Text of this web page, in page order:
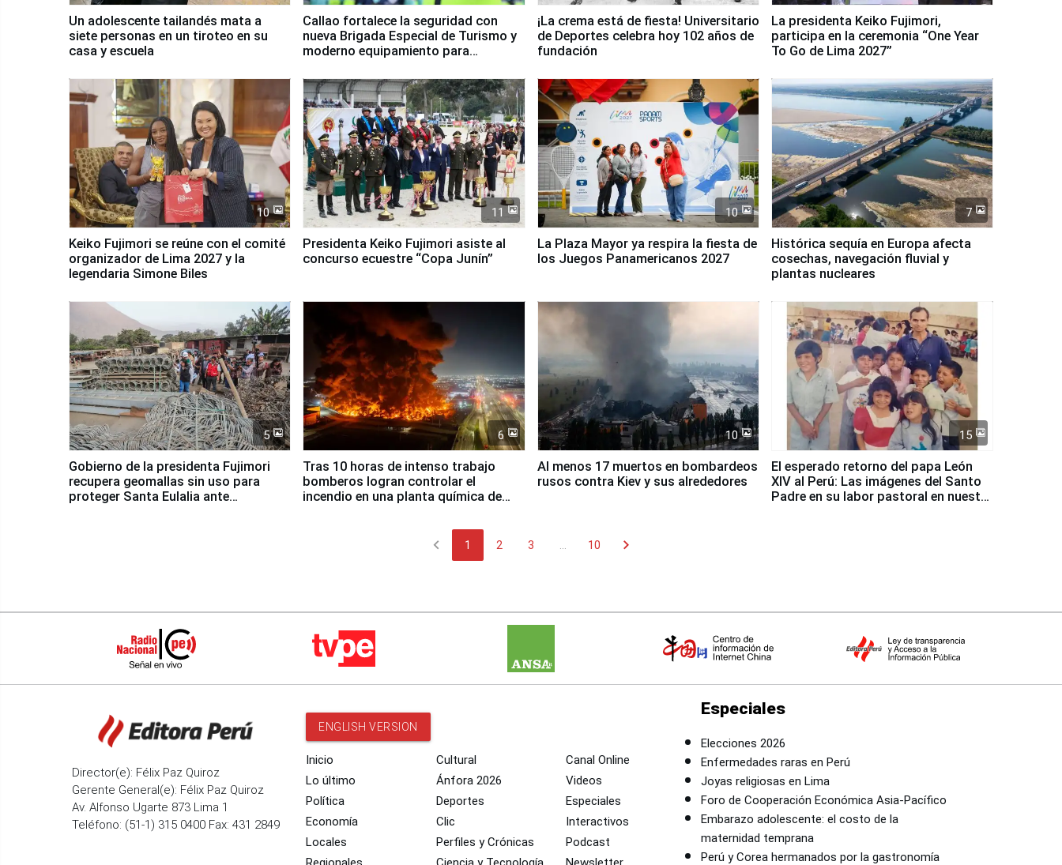
Un adolescente tailandés mata a
siete personas en un tiroteo en su
casa y escuela
Callao fortalece la seguridad con
nueva Brigada Especial de Turismo y
moderno equipamiento para
¡La crema está de fiesta! Universitario
de Deportes celebra hoy 102 años de
fundación
La presidenta Keiko Fujimori,
participa en la ceremonia “One Year
To Go de Lima 2027”
10
Keiko Fujimori se reúne con el comité
organizador de Lima 2027 y la
legendaria Simone Biles
11
Presidenta Keiko Fujimori asiste al
concurso ecuestre “Copa Junín”
10
La Plaza Mayor ya respira la fiesta de
los Juegos Panamericanos 2027
7
Histórica sequía en Europa afecta
cosechas, navegación fluvial y
plantas nucleares
5
Gobierno de la presidenta Fujimori
recupera geomallas sin uso para
proteger Santa Eulalia ante
6
Tras 10 horas de intenso trabajo
bomberos logran controlar el
incendio en una planta química de
10
Al menos 17 muertos en bombardeos
rusos contra Kiev y sus alrededores
15
El esperado retorno del papa León
XIV al Perú: Las imágenes del Santo
Padre en su labor pastoral en nuestro
chevron_left 1 2 3 ... 10 chevron_right
Director(e): Félix Paz Quiroz
Gerente General(e): Félix Paz Quiroz
Av. Alfonso Ugarte 873 Lima 1
Teléfono: (51-1) 315 0400 Fax: 431 2849
ENGLISH VERSION
Inicio
Lo último
Política
Economía
Locales
Cultural
Ánfora 2026
Deportes
Clic
Perfiles y Crónicas
Canal Online
Videos
Especiales
Interactivos
Podcast
Especiales
Elecciones 2026
Enfermedades raras en Perú
Joyas religiosas en Lima
Foro de Cooperación Económica Asia-Pacífico
Embarazo adolescente: el costo de la
maternidad temprana
Perú y Corea hermanados por la gastronomía